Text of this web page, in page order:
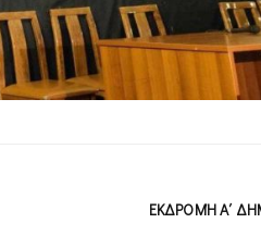
ΕΚΔΡΟΜΉ Α΄